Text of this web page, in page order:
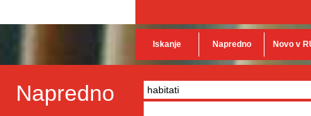
Iskanje Napredno Novo v
Napredno